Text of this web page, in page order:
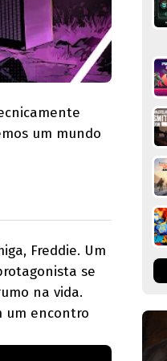
um mundo
Freddie. Um
se
na vida.
um encontro